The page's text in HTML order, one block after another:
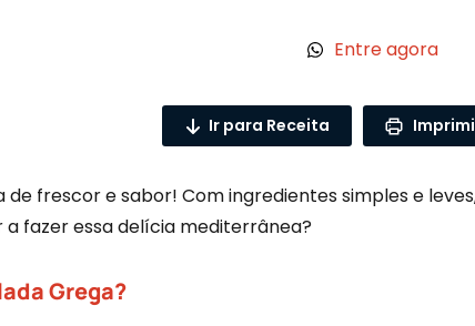
Entre agora
Ir para Receita
frescor e sabor! Com ingredientes simples e
fazer essa delícia mediterrânea?
Grega?